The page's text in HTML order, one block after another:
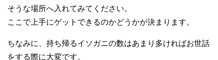
そうな場所へ入れてみてください。
ここで上手にゲットできるのかどうかが決まります。
ちなみに、持ち帰るイソガニの数はあまり多ければお世話
をする際に大変です。